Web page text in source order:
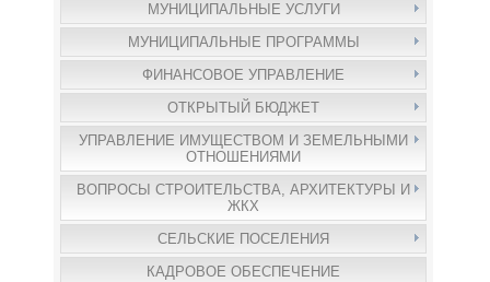
МУНИЦИПАЛЬНЫЕ УСЛУГИ
МУНИЦИПАЛЬНЫЕ ПРОГРАММЫ
ФИНАНСОВОЕ УПРАВЛЕНИЕ
ОТКРЫТЫЙ БЮДЖЕТ
УПРАВЛЕНИЕ ИМУЩЕСТВОМ И ЗЕМЕЛЬНЫМИ
ОТНОШЕНИЯМИ
ВОПРОСЫ СТРОИТЕЛЬСТВА, АРХИТЕКТУРЫ И
ЖКХ
СЕЛЬСКИЕ ПОСЕЛЕНИЯ
КАДРОВОЕ ОБЕСПЕЧЕНИЕ